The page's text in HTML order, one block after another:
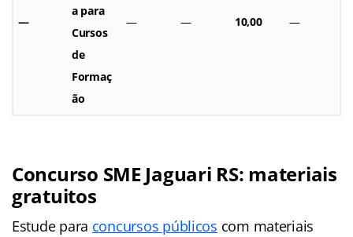
—
a para
Cursos
de
Formaç
ão
— — 10,00 —
Concurso SME Jaguari RS: materiais
gratuitos
Estude para concursos públicos com materiais